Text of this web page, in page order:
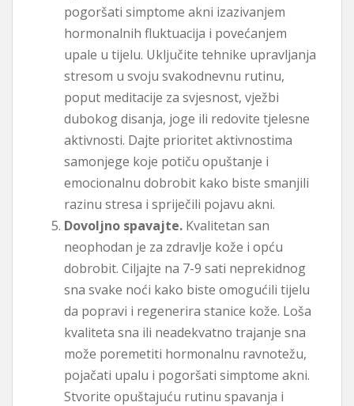
pogoršati simptome akni izazivanjem
hormonalnih fluktuacija i povećanjem
upale u tijelu. Uključite tehnike upravljanja
stresom u svoju svakodnevnu rutinu,
poput meditacije za svjesnost, vježbi
dubokog disanja, joge ili redovite tjelesne
aktivnosti. Dajte prioritet aktivnostima
samonjege koje potiču opuštanje i
emocionalnu dobrobit kako biste smanjili
razinu stresa i spriječili pojavu akni.
Dovoljno spavajte. Kvalitetan san
neophodan je za zdravlje kože i opću
dobrobit. Ciljajte na 7-9 sati neprekidnog
sna svake noći kako biste omogućili tijelu
da popravi i regenerira stanice kože. Loša
kvaliteta sna ili neadekvatno trajanje sna
može poremetiti hormonalnu ravnotežu,
pojačati upalu i pogoršati simptome akni.
Stvorite opuštajuću rutinu spavanja i